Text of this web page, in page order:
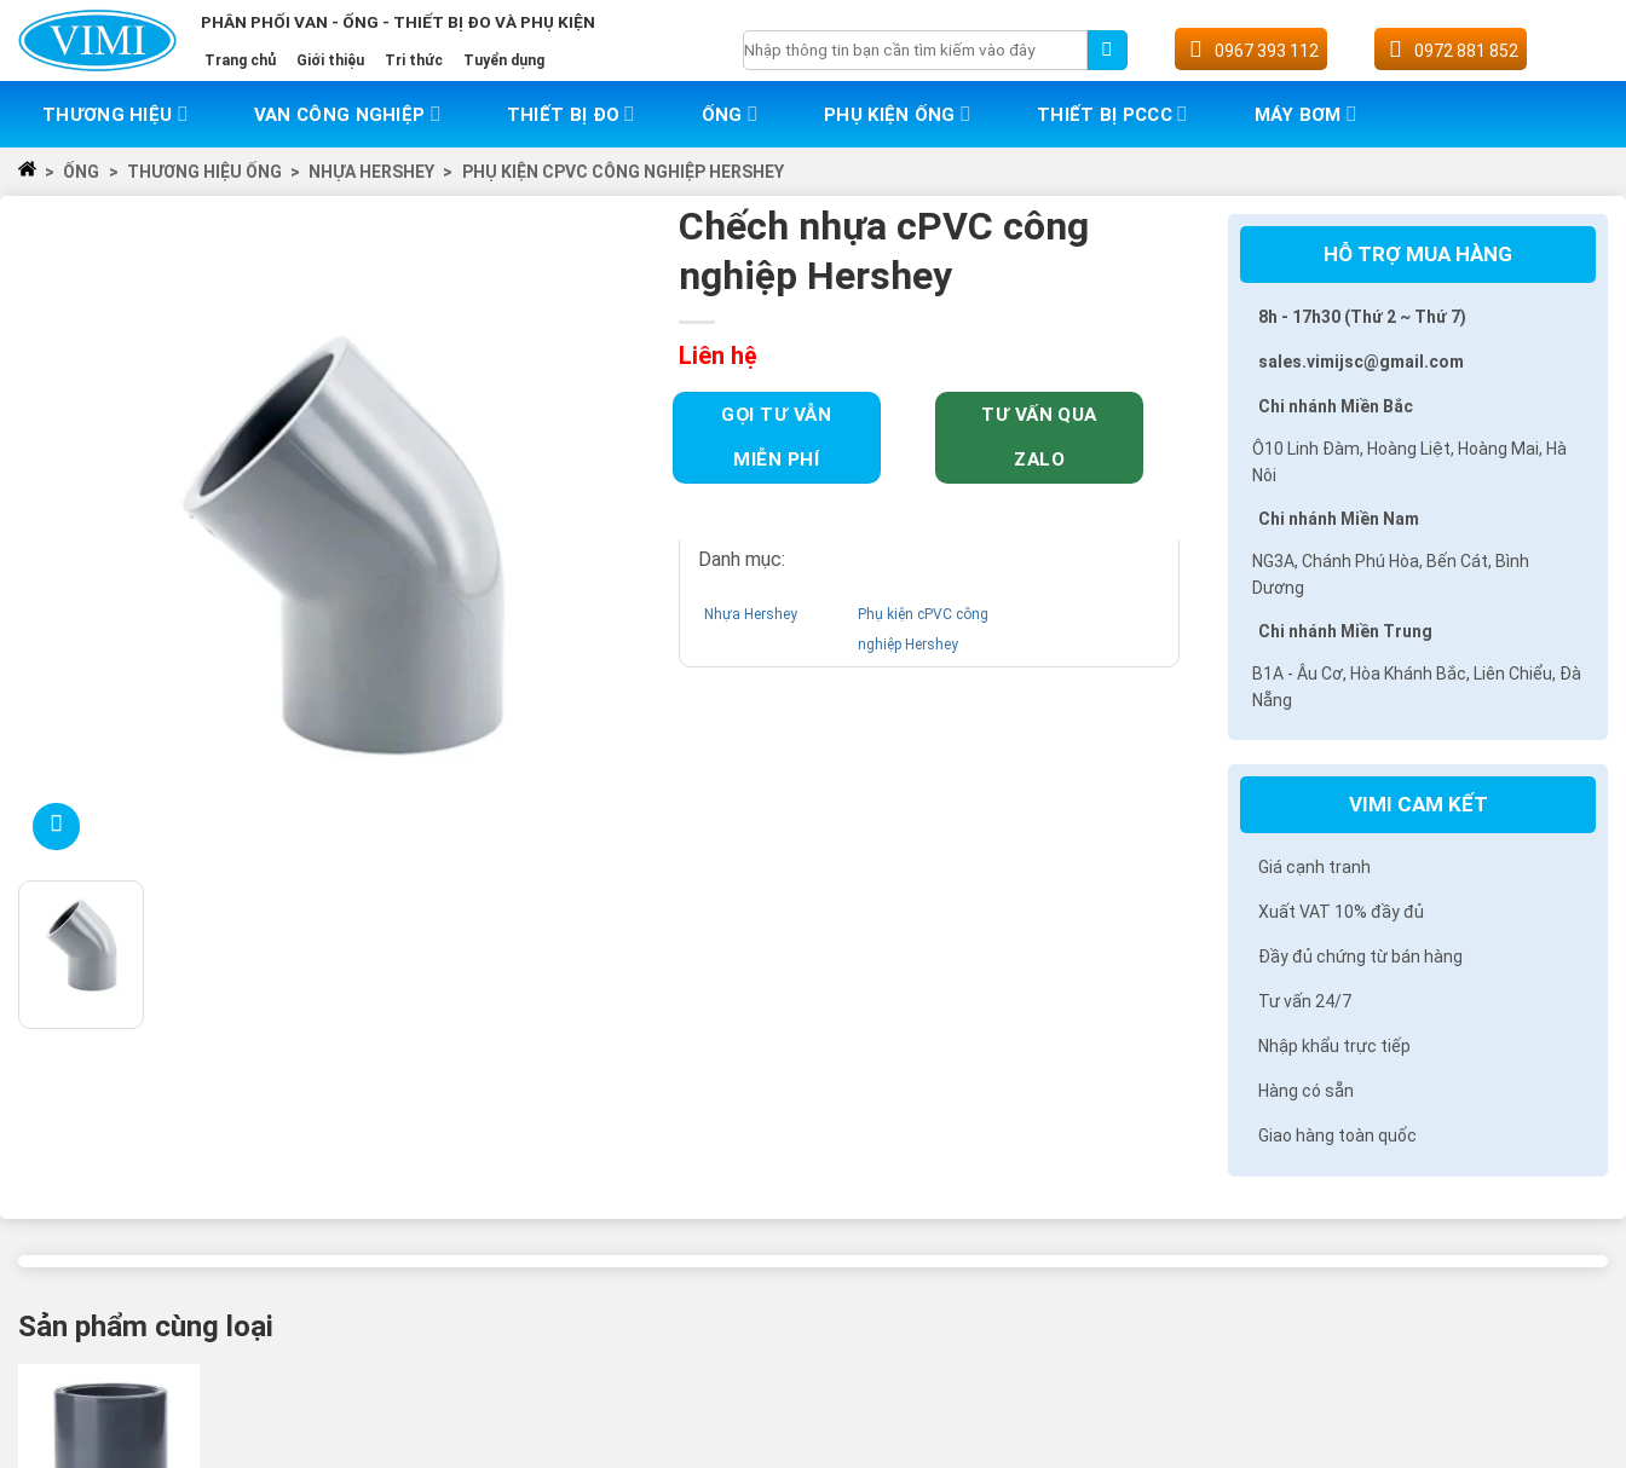
content
PHÂN PHỐI VAN - ỐNG - THIẾT BỊ ĐO VÀ PHỤ KIỆN
Trang chủ Giới thiệu Tri thức Tuyển dụng
Tìm
kiếm:
0967 393 112 0972 881 852
THƯƠNG HIỆU VAN CÔNG NGHIỆP THIẾT BỊ ĐO ỐNG PHỤ KIỆN ỐNG THIẾT BỊ PCCC MÁY BƠM
> ỐNG > THƯƠNG HIỆU ỐNG > NHỰA HERSHEY > PHỤ KIỆN CPVC CÔNG NGHIỆP HERSHEY
Chếch nhựa cPVC công
nghiệp Hershey
Liên hệ
Danh mục:
Nhựa Hershey
Phụ kiện cPVC công
nghiệp Hershey
GỌI TƯ VẪN
MIỄN PHÍ
TƯ VẤN QUA
ZALO
HỖ TRỢ MUA HÀNG
8h - 17h30 (Thứ 2 ~ Thứ 7)
sales.vimijsc@gmail.com
Chi nhánh Miền Bắc
Ô10 Linh Đàm, Hoàng Liệt, Hoàng Mai, Hà
Nôi
Chi nhánh Miền Nam
NG3A, Chánh Phú Hòa, Bến Cát, Bình
Dương
Chi nhánh Miền Trung
B1A - Âu Cơ, Hòa Khánh Bắc, Liên Chiểu, Đà
Nẵng
VIMI CAM KẾT
Giá cạnh tranh
Xuất VAT 10% đầy đủ
Đầy đủ chứng từ bán hàng
Tư vấn 24/7
Nhập khẩu trực tiếp
Hàng có sẵn
Giao hàng toàn quốc
Sản phẩm cùng loại